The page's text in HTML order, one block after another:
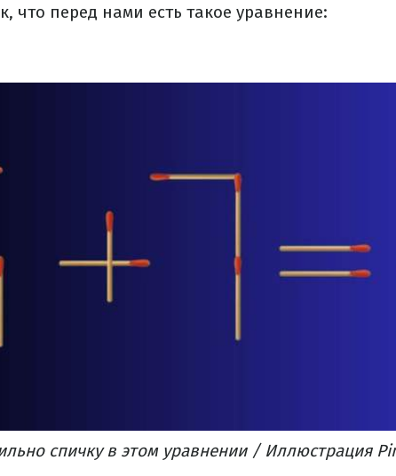
что перед нами есть такое уравнение:
спичку в этом уравнении / Иллюстрация